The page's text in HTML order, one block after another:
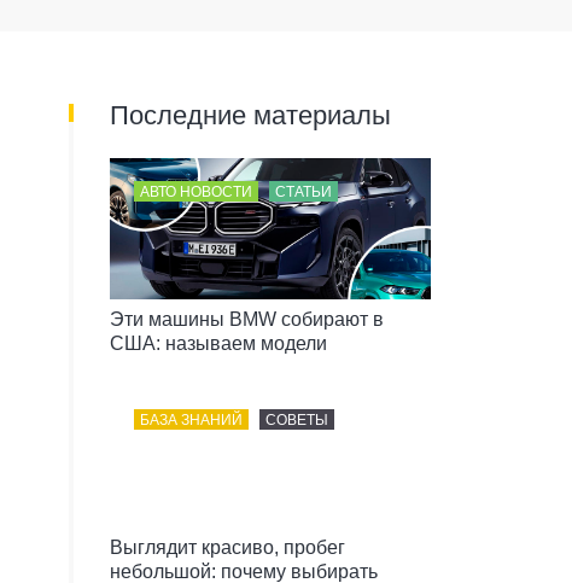
Последние материалы
АВТО НОВОСТИ СТАТЬИ
Эти машины BMW собирают в
США: называем модели
БАЗА ЗНАНИЙ СОВЕТЫ
Выглядит красиво, пробег
небольшой: почему выбирать